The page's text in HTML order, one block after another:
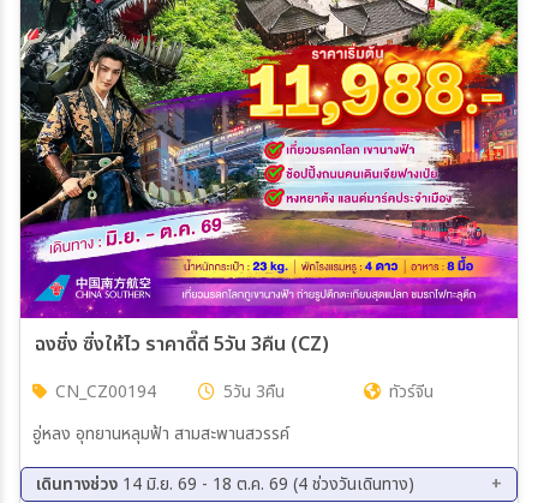
ฉงชิ่ง ซิ่งให้ไว ราคาดี๊ดี 5วัน 3คืน (CZ)
CN_CZ00194 5วัน 3คืน
ทัวร์จีน
อู่หลง อุทยานหลุมฟ้า สามสะพานสวรรค์
เดินทางช่วง 14 มิ.ย. 69 - 18 ต.ค. 69 (4 ช่วงวันเดินทาง)